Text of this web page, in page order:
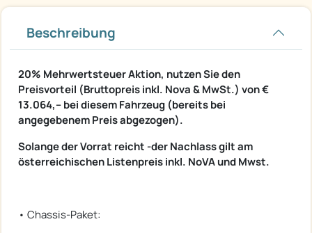
Beschreibung
20% Mehrwertsteuer Aktion, nutzen Sie den
Preisvorteil (Bruttopreis inkl. Nova & MwSt.) von €
13.064,-- bei diesem Fahrzeug (bereits bei
angegebenem Preis abgezogen).
Solange der Vorrat reicht -der Nachlass gilt am
österreichischen Listenpreis inkl. NoVA und Mwst.
• Chassis-Paket: